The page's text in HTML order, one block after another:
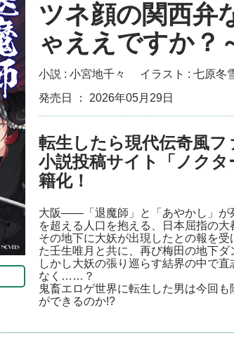
ツネ顔の関西弁
ゃええですか
小説 : 小宮地千々 イラスト : 七原冬
発売日 ： 2026年05月29日
転生したら現代伝奇風フ
小説投稿サイト「ノク
籍化！
大阪――「退魔師」と「あやかし」が
を超える人口を抱える、日本屈指の大
その地下に大妖が出現したとの報を
た壬生唯月と共に、再び梅田の地下ダ
しかし大妖の張り巡らす結界の中で
なく……？
鬼畜エロゲ世界に転生した男は今回
ができるのか!?